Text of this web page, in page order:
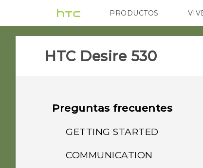
PRODUCTOS
VIVE G
HTC Desire 530‎
Preguntas frecuentes
GETTING STARTED
¿Puedo cortar mi micro
COMMUNICATION